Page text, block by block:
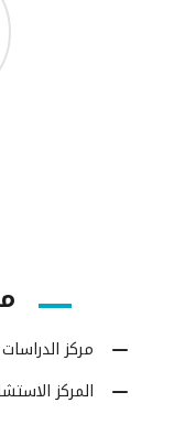
مركز
المركز